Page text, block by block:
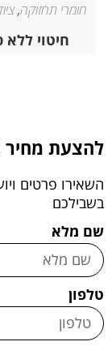
חומרי תחזוקה,
חיטוי ללא
להצעת מחיר
השאירו פרטים
בשבילכם
שם מלא
טלפון